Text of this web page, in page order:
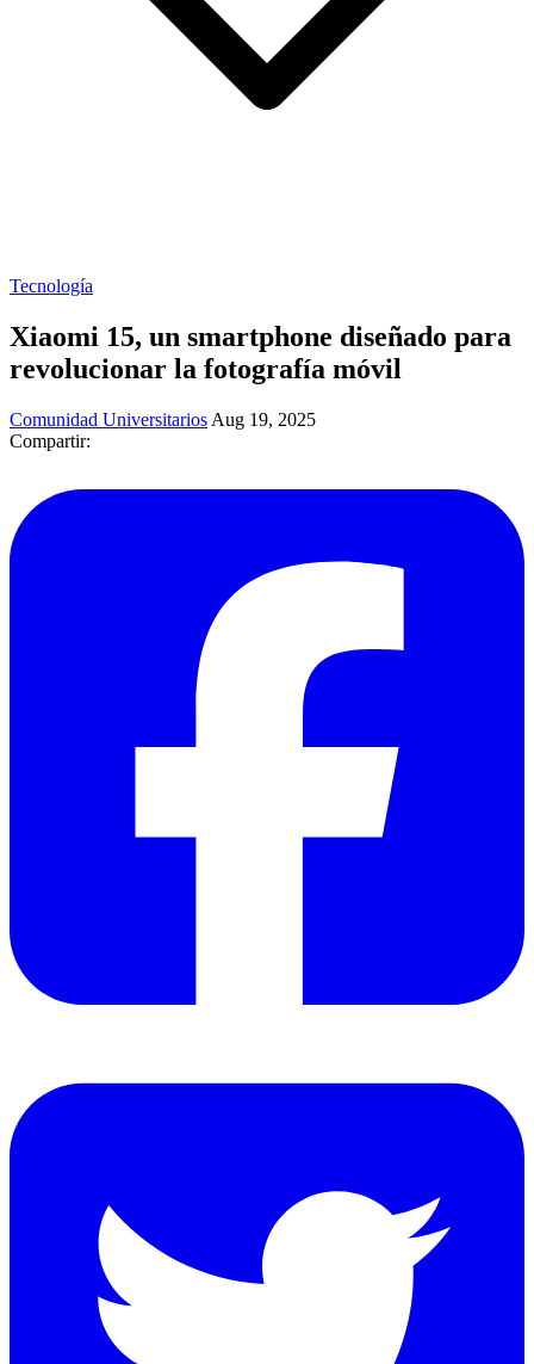
Tecnología
Xiaomi 15, un smartphone diseñado para
revolucionar la fotografía móvil
Comunidad Universitarios Aug 19, 2025
Compartir: